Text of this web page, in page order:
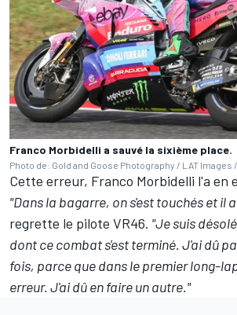
Franco Morbidelli a sauvé la sixième place.
Photo de: Gold and Goose Photography / LAT Images
Cette erreur, Franco Morbidelli l'a en
"Dans la bagarre, on s'est touchés et il
regrette le pilote VR46. "Je suis
dont ce combat s'est terminé. J'ai dû
fois, parce que dans le premier long-
erreur. J'ai dû en faire un autre."